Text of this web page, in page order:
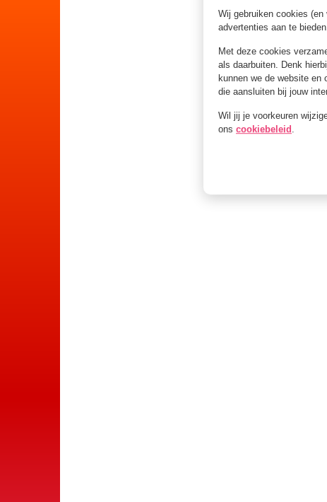
Wij gebruiken cookies
advertenties aan te
Met deze cookies
als daarbuiten. Denk
kunnen we de website
die aansluiten bij jouw
Wil jij je voorkeuren
ons cookiebeleid .